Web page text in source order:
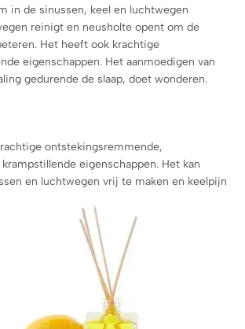
in de sinussen, keel en luchtwegen
reinigt en neusholte opent om de
Het heeft ook krachtige
eigenschappen. Het aanmoedigen van
gedurende de slaap, doet wonderen.
ontstekingsremmende,
eigenschappen. Het kan
en luchtwegen vrij te maken en keelpijn